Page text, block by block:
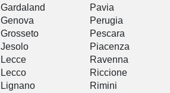
Gardaland
Genova
Grosseto
Jesolo
Lecce
Lecco
Lignano
Pavia
Perugia
Pescara
Piacenza
Ravenna
Riccione
Rimini